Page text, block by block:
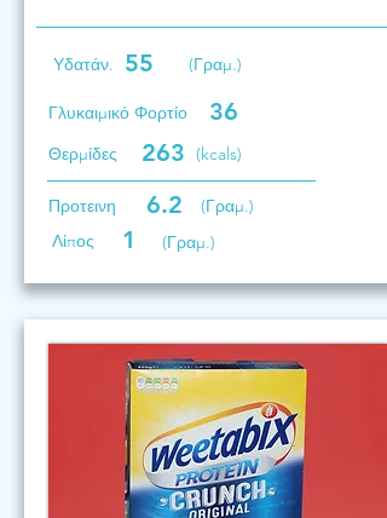
Υδατάν. 55 (Γραμ.)
Γλυκαιμικό Φορτίο 36
Θερμίδες 263 (kcals)
Προτεινη 6.2
(Γραμ.)
Λίπος
1 (Γραμ.)